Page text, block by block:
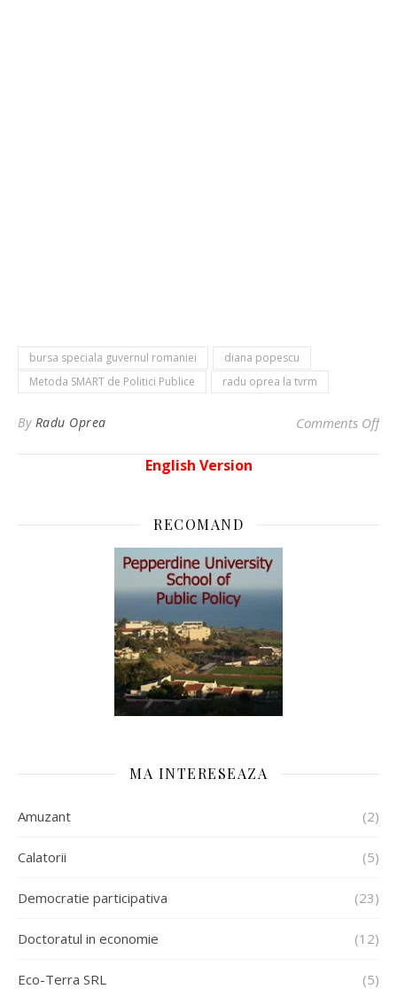
bursa speciala guvernul romaniei
diana popescu
Metoda SMART de Politici Publice
radu oprea la tvrm
By Radu Oprea Comments Offon
English Version
RECOMAND
MA INTERESEAZA
Amuzant (2)
Calatorii (5)
Democratie participativa (23)
Doctoratul in economie (12)
Eco-Terra SRL (5)